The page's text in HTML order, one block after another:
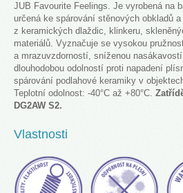
JUB Favourite Feelings. Je vyrobená na
určená ke spárování stěnových obkladů
z keramických dlaždic, klinkeru,
materiálů. Vyznačuje se vysokou
a mrazuvzdorností, sníženou
dlouhodobou odolností proti napadení
spárování podlahové keramiky v
Teplotní odolnost: -40°C až +80°C.
DG2AW S2.
Vlastnosti